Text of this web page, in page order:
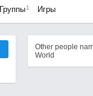
Группы 1 Игры
Other people
World